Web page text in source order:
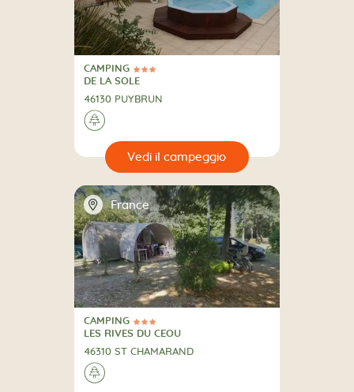
3 Stelle
CAMPING
CAMPING
DE LA SOLE
46130 PUYBRUN
🌲
📍 France
3 Stelle
CAMPING
CAMPING
LES RIVES DU CEOU
46310 ST CHAMARAND
🌲